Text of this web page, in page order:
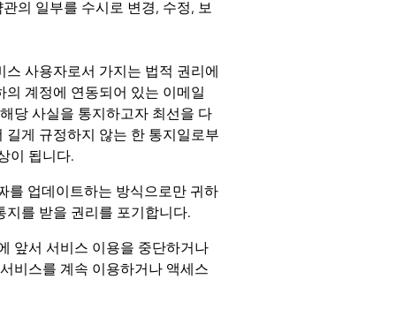
의 일부를 수시로 변경, 수정, 보
사용자로서 가지는 법적 권리에
계정에 연동되어 있는 이메일
당 사실을 통지하고자 최선을 다
게 규정하지 않는 한 통지일로부
이 됩니다.
를 업데이트하는 방식으로만 귀하
지를 받을 권리를 포기합니다.
앞서 서비스 이용을 중단하거나
비스를 계속 이용하거나 액세스